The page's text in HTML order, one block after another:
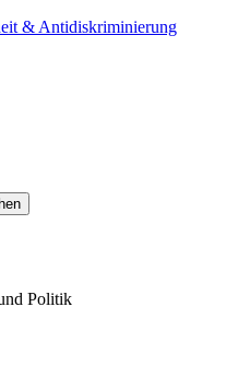
& Antidiskriminierung
Politik